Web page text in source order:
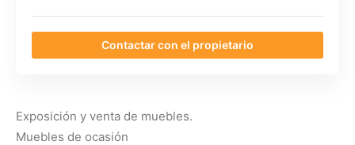
Contactar con el propietario
Exposición y venta de muebles.
Muebles de ocasión